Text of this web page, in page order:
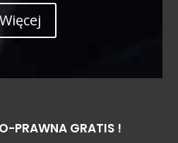
Więcej
PRAWNA GRATIS !